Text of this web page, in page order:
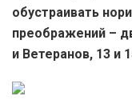
обустраивать
преображений –
и Ветеранов, 13 и